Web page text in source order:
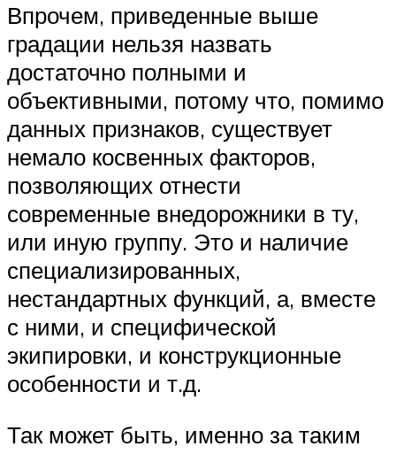
Впрочем, приведенные выше
градации нельзя назвать
достаточно полными и
объективными, потому что, помимо
данных признаков, существует
немало косвенных факторов,
позволяющих отнести
современные внедорожники в ту,
или иную группу. Это и наличие
специализированных,
нестандартных функций, а, вместе
с ними, и специфической
экипировки, и конструкционные
особенности и т.д.
Так может быть, именно за таким